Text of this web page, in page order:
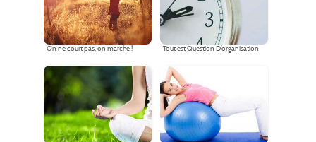
On ne court pas, on marche ! Tout est Question D’organisation